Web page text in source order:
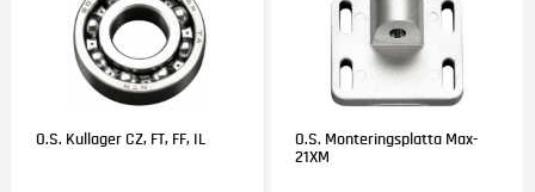
O.S. Kullager CZ, FT, FF, IL
O.S. Monteringsplatta Max-
21XM